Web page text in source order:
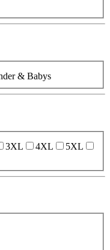
& Babys
3XL 4XL
5XL